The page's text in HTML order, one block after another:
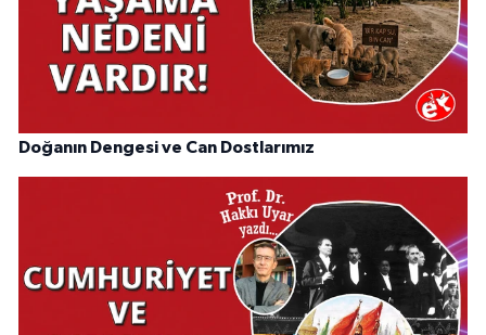
Doğanın Dengesi ve Can Dostlarımız